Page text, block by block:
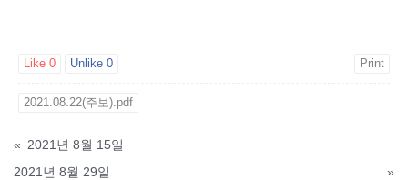
Like 0 Unlike 0 Print
2021.08.22(주보).pdf
« 2021년 8월 15일
2021년 8월 29일
»